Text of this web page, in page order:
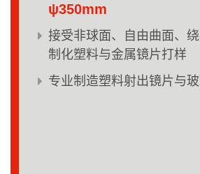
ψ350mm
接受非球面、自由曲面、
制化塑料与金属镜片打样
专业制造塑料射出镜片与